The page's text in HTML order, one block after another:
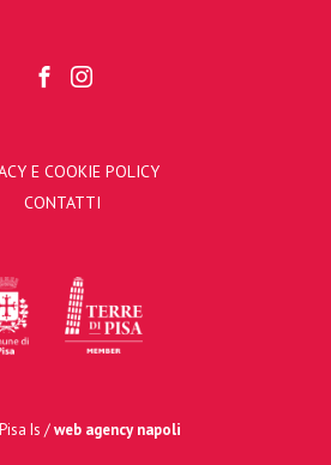
E COOKIE POLICY
CONTATTI
Is /web agency napoli